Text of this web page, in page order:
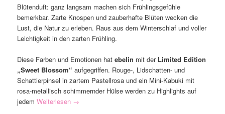
Blütenduft: ganz langsam machen sich Frühlingsgefühle
bemerkbar. Zarte Knospen und zauberhafte Blüten wecken die
Lust, die Natur zu erleben. Raus aus dem Winterschlaf und voller
Leichtigkeit in den zarten Frühling.
Diese Farben und Emotionen hatebelin mit der Limited Edition
„Sweet Blossom“ aufgegriffen. Rouge-, Lidschatten- und
Schattierpinsel in zartem Pastellrosa und ein Mini-Kabuki mit
rosa-metallisch schimmernder Hülse werden zu Highlights auf
jedemWeiterlesen →